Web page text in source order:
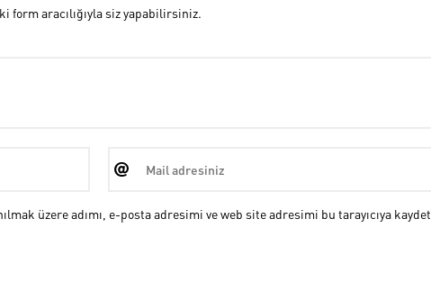
form aracılığıyla siz yapabilirsiniz.
üzere adımı, e-posta adresimi ve web site adresimi bu tarayıcıya kaydet.